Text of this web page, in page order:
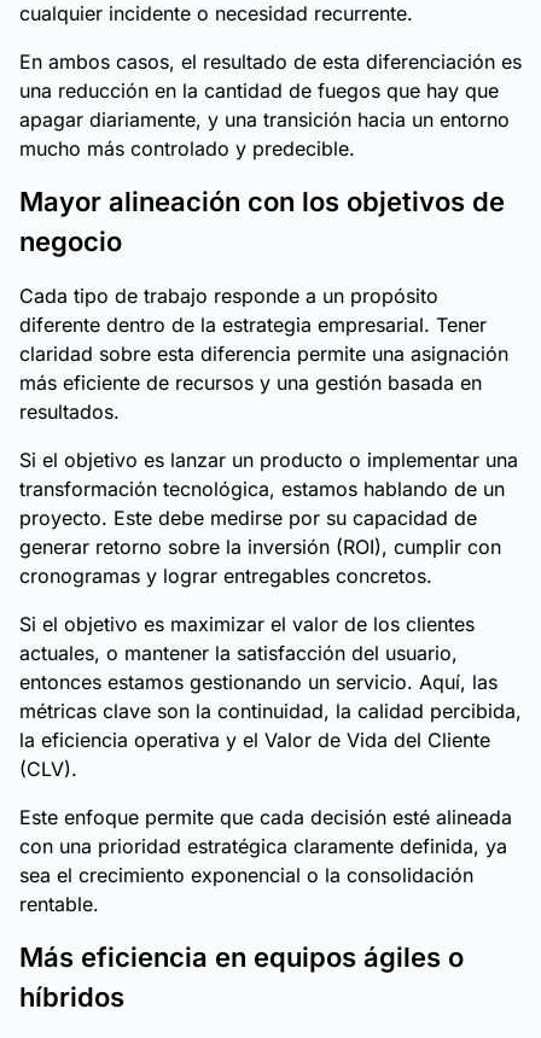
cualquier incidente o necesidad recurrente.
En ambos casos, el resultado de esta diferenciación es
una reducción en la cantidad de fuegos que hay que
apagar diariamente, y una transición hacia un entorno
mucho más controlado y predecible.
Mayor alineación con los objetivos de
negocio
Cada tipo de trabajo responde a un propósito
diferente dentro de la estrategia empresarial. Tener
claridad sobre esta diferencia permite una asignación
más eficiente de recursos y una gestión basada en
resultados.
Si el objetivo es lanzar un producto o implementar una
transformación tecnológica, estamos hablando de un
proyecto. Este debe medirse por su capacidad de
generar retorno sobre la inversión (ROI), cumplir con
cronogramas y lograr entregables concretos.
Si el objetivo es maximizar el valor de los clientes
actuales, o mantener la satisfacción del usuario,
entonces estamos gestionando un servicio. Aquí, las
métricas clave son la continuidad, la calidad percibida,
la eficiencia operativa y el Valor de Vida del Cliente
(CLV).
Este enfoque permite que cada decisión esté alineada
con una prioridad estratégica claramente definida, ya
sea el crecimiento exponencial o la consolidación
rentable.
Más eficiencia en equipos ágiles o
híbridos